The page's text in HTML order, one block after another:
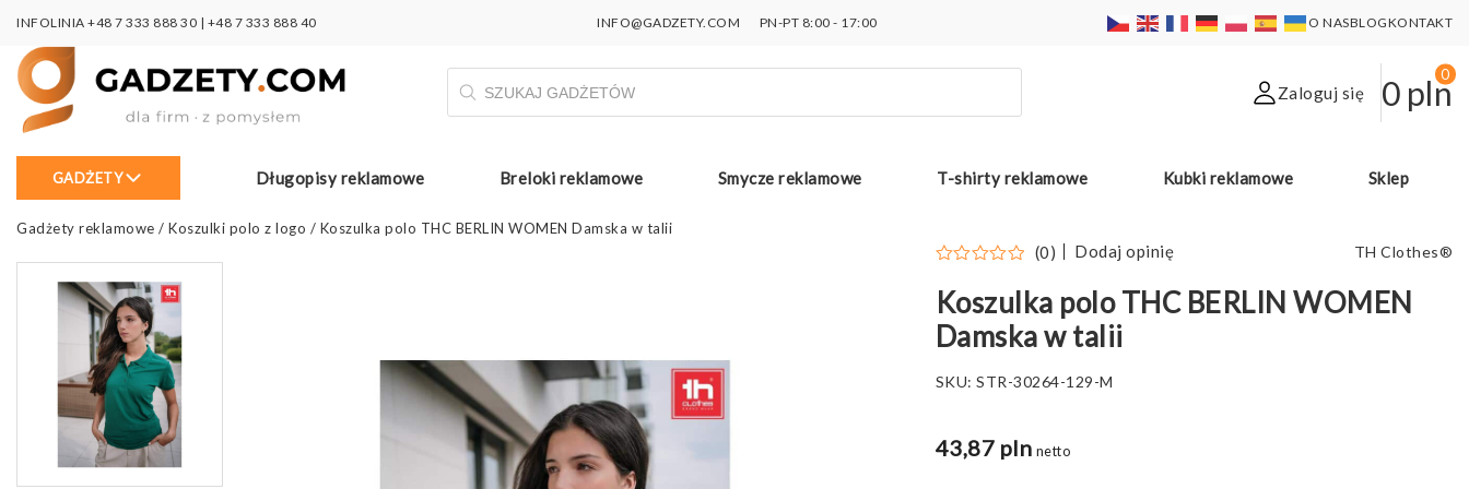
INFOLINIA +48 7 333 888 30 | +48 7 333 888 40 INFO@GADZETY.COM PN-PT 8:00 - 17:00 O NASBLOGKONTAKT
Wyszukiwarka
produktów
Zaloguj się 0 pln
0
GADŻETY Długopisy reklamowe Breloki reklamowe Smycze reklamowe T-shirty reklamowe Kubki reklamowe Sklep
Gadżety reklamowe / Koszulki polo z logo / Koszulka polo THC BERLIN WOMEN Damska w talii
(0) Dodaj opinię TH Clothes®
Koszulka polo THC BERLIN WOMEN
Damska w talii
SKU:STR-30264-129-M
43,87 pln netto